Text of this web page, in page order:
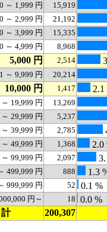
～ 1,999 円
15,919
～ 2,999 円
21,192
～ 3,999 円
15,335
～ 4,999 円
8,968
5,000 円 2,514
～ 9,999 円 20,214
10,000 円 1,417 2.1
19,999 円
13,269
29,999 円
5,237
39,999 円
2,785
49,999 円 1,368 2.0
99,999 円 2,097
499,999 円 888 1.3
999,999 円 52 0.1 %
円～ 18 0.0 %
計
200,307